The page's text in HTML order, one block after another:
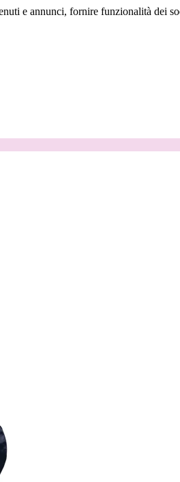
e annunci, fornire funzionalità dei